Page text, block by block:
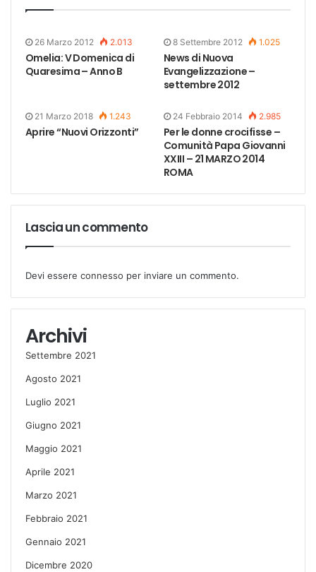
26 Marzo 2012 2.013
Omelia: V Domenica di
Quaresima – Anno B
8 Settembre 2012 1.025
News di Nuova
Evangelizzazione –
settembre 2012
21 Marzo 2018 1.243
Aprire “Nuovi Orizzonti”
24 Febbraio 2014 2.985
Per le donne crocifisse –
Comunità Papa Giovanni
XXIII – 21 MARZO 2014
ROMA
Lascia un commento
Devi essere connesso per inviare un commento.
Archivi
Settembre 2021
Agosto 2021
Luglio 2021
Giugno 2021
Maggio 2021
Aprile 2021
Marzo 2021
Febbraio 2021
Gennaio 2021
Dicembre 2020